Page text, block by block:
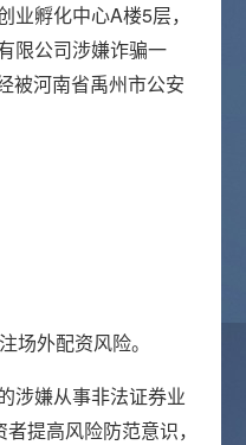
孵化中心A楼5层，
限公司涉嫌诈骗一
被河南省禹州市公安
场外配资风险。
涉嫌从事非法证券业
提高风险防范意识，